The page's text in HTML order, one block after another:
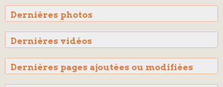
Dernières photos
Dernières vidéos
Dernières pages ajoutées ou modifiées